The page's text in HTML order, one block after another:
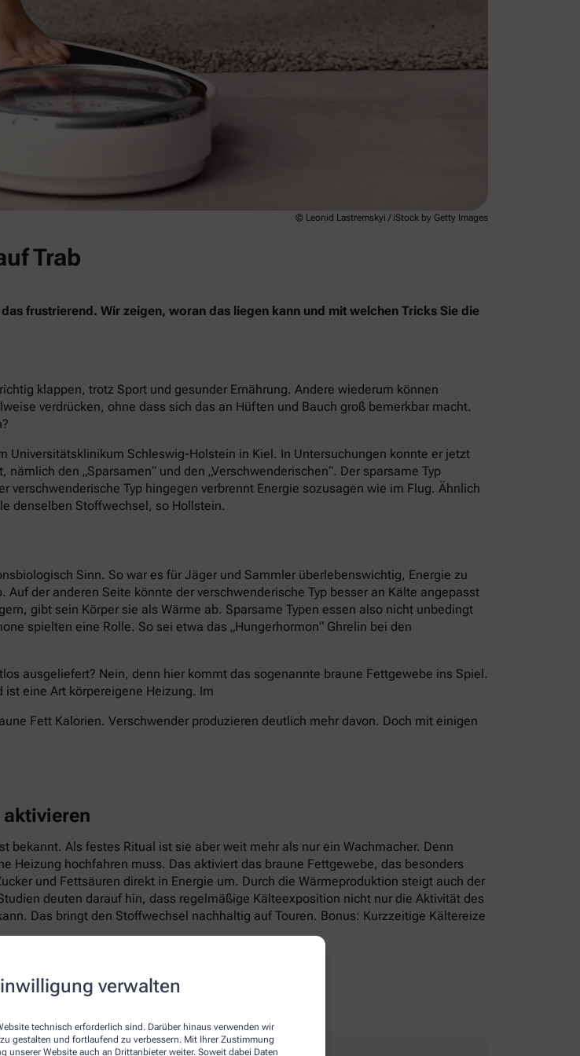
verwalten
technisch erforderlich sind. Darüber hinaus verwenden wir
gestalten und fortlaufend zu verbessern. Mit Ihrer Zustimmung
unserer Website auch an Drittanbieter weiter. Soweit dabei Daten
© Leonid Lastremskyi / iStock by Getty Images
Trab
frustrierend. Wir zeigen, woran das liegen kann und mit welchen Tricks Sie die
klappen, trotz Sport und gesunder Ernährung. Andere wiederum können
verdrücken, ohne dass sich das an Hüften und Bauch groß bemerkbar macht.
Schleswig-Holstein in Kiel. In Untersuchungen konnte er jetzt
den „Sparsamen“ und den „Verschwenderischen“. Der sparsame Typ
Typ hingegen verbrennt Energie sozusagen wie im Flug. Ähnlich
denselben Stoffwechsel, so Hollstein.
Sinn. So war es für Jäger und Sammler überlebenswichtig, Energie zu
der anderen Seite könnte der verschwenderische Typ besser an Kälte angepasst
gibt sein Körper sie als Wärme ab. Sparsame Typen essen also nicht unbedingt
spielten eine Rolle. So sei etwa das „Hungerhormon“ Ghrelin bei den
ausgeliefert? Nein, denn hier kommt das sogenannte braune Fettgewebe ins Spiel.
eine Art körpereigene Heizung. Im
Fett Kalorien. Verschwender produzieren deutlich mehr davon. Doch mit einigen
bekannt. Als festes Ritual ist sie aber weit mehr als nur ein Wachmacher. Denn
Heizung hochfahren muss. Das aktiviert das braune Fettgewebe, das besonders
und Fettsäuren direkt in Energie um. Durch die Wärmeproduktion steigt auch der
deuten darauf hin, dass regelmäßige Kälteexposition nicht nur die Aktivität des
Das bringt den Stoffwechsel nachhaltig auf Touren. Bonus: Kurzzeitige Kältereize